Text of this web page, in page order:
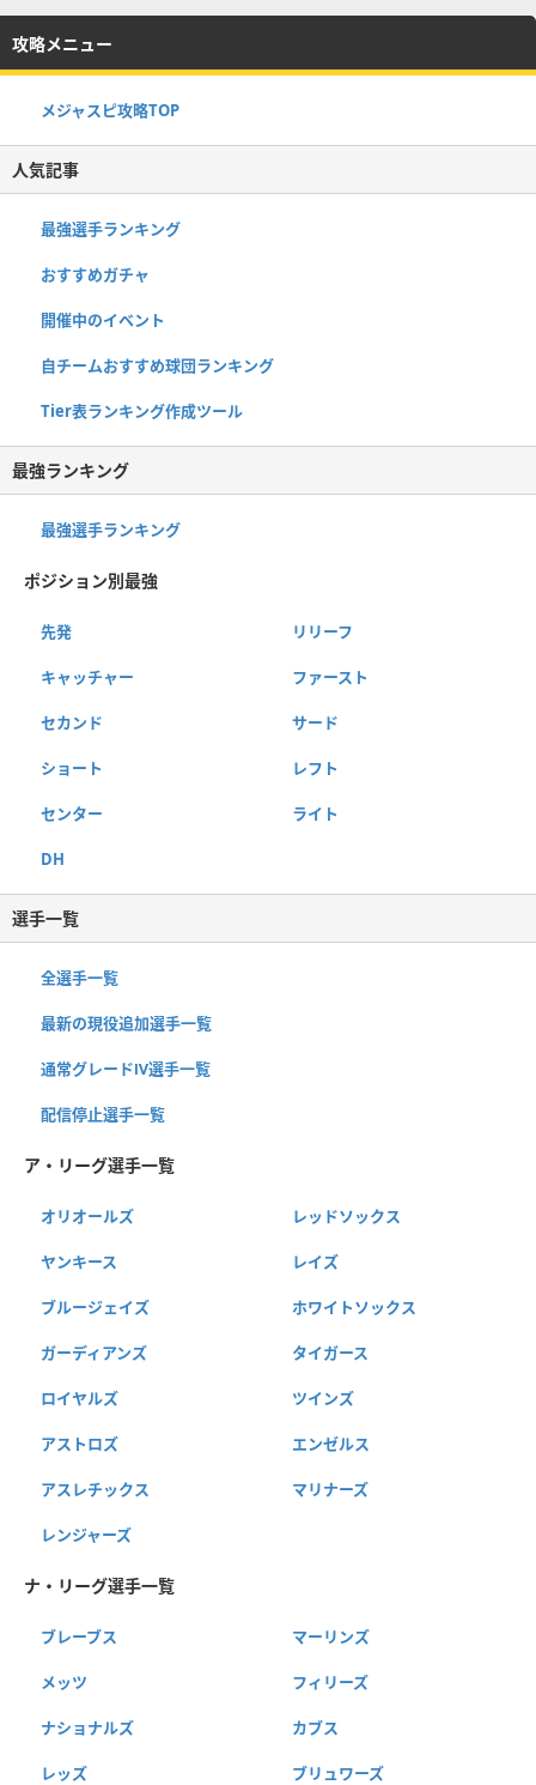
攻略メニュー
メジャスピ攻略TOP
人気記事
最強選手ランキング
おすすめガチャ
開催中のイベント
自チームおすすめ球団ランキング
Tier表ランキング作成ツール
最強ランキング
最強選手ランキング
ポジション別最強
先発 リリーフ
キャッチャー ファースト
セカンド サード
ショート レフト
センター ライト
DH
選手一覧
全選手一覧
最新の現役追加選手一覧
通常グレードⅣ選手一覧
配信停止選手一覧
ア・リーグ選手一覧
オリオールズ レッドソックス
ヤンキース レイズ
ブルージェイズ ホワイトソックス
ガーディアンズ タイガース
ロイヤルズ ツインズ
アストロズ エンゼルス
アスレチックス マリナーズ
レンジャーズ
ナ・リーグ選手一覧
ブレーブス マーリンズ
メッツ フィリーズ
ナショナルズ カブス
レッズ ブリュワーズ